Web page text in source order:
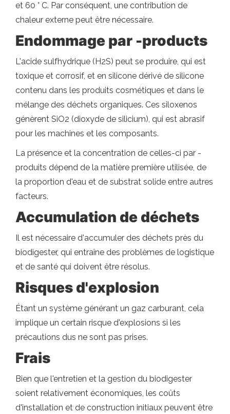
et 60 ° C. Par conséquent, une contribution de
chaleur externe peut être nécessaire.
Endommage par -products
L'acide sulfhydrique (H2S) peut se produire, qui est
toxique et corrosif, et en silicone dérivé de silicone
contenu dans les produits cosmétiques et dans le
mélange des déchets organiques. Ces siloxenos
génèrent SiO2 (dioxyde de silicium), qui est abrasif
pour les machines et les composants.
La présence et la concentration de celles-ci par -
produits dépend de la matière première utilisée, de
la proportion d'eau et de substrat solide entre autres
facteurs.
Accumulation de déchets
Il est nécessaire d'accumuler des déchets près du
biodigester, qui entraîne des problèmes de logistique
et de santé qui doivent être résolus.
Risques d'explosion
Étant un système générant un gaz carburant, cela
implique un certain risque d'explosions si les
précautions dus ne sont pas prises.
Frais
Bien que l'entretien et la gestion du biodigester
soient relativement économiques, les coûts
d'installation et de construction initiaux peuvent être